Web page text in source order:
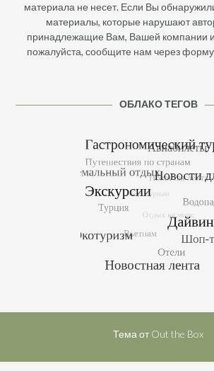
материала не несет. Если Вы
материалы, которые нарушают
принадлежащие Вам, Вашей компании
пожалуйста, сообщите нам через
ОБЛАКО ТЕГОВ
Тема от Out the Box